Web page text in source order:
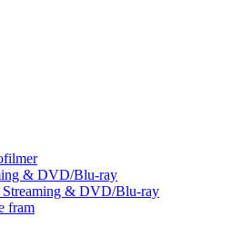
& DVD/Blu-ray
Streaming & DVD/Blu-ray
fram